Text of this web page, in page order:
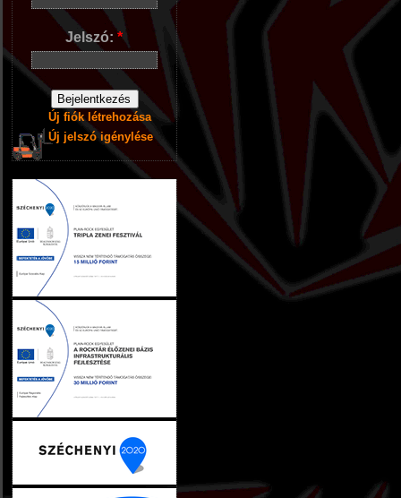
Jelszó:*
Új fiók létrehozása
Új jelszó igénylése